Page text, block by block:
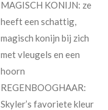
MAGISCH KONIJN: ze
heeft een schattig,
magisch konijn bij zich
met vleugels en een
hoorn
REGENBOOGHAAR:
Skyler’s favoriete kleur